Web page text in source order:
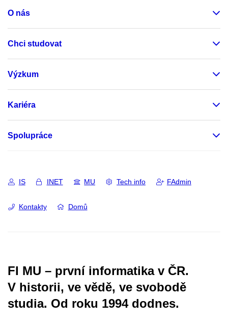
O nás
Chci studovat
Výzkum
Kariéra
Spolupráce
IS INET MU Tech info FAdmin
Kontakty Domů
FI MU – první informatika v ČR.
V historii, ve vědě, ve svobodě
studia. Od roku 1994 dodnes.